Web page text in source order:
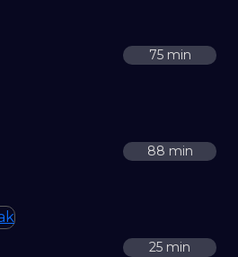
75 min
88 min
25 min